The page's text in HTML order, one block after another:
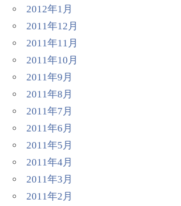
2012年1月
2011年12月
2011年11月
2011年10月
2011年9月
2011年8月
2011年7月
2011年6月
2011年5月
2011年4月
2011年3月
2011年2月